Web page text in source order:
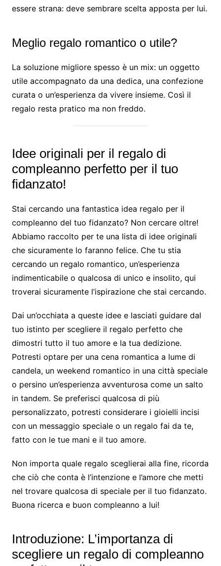
essere strana: deve sembrare scelta apposta per lui.
Meglio regalo romantico o utile?
La soluzione migliore spesso è un mix: un oggetto
utile accompagnato da una dedica, una confezione
curata o un’esperienza da vivere insieme. Così il
regalo resta pratico ma non freddo.
Idee originali per il regalo di
compleanno perfetto per il tuo
fidanzato!
Stai cercando una fantastica idea regalo per il
compleanno del tuo fidanzato? Non cercare oltre!
Abbiamo raccolto per te una lista di idee originali
che sicuramente lo faranno felice. Che tu stia
cercando un regalo romantico, un’esperienza
indimenticabile o qualcosa di unico e insolito, qui
troverai sicuramente l’ispirazione che stai cercando.
Dai un’occhiata a queste idee e lasciati guidare dal
tuo istinto per scegliere il regalo perfetto che
dimostri tutto il tuo amore e la tua dedizione.
Potresti optare per una cena romantica a lume di
candela, un weekend romantico in una città speciale
o persino un’esperienza avventurosa come un salto
in tandem. Se preferisci qualcosa di più
personalizzato, potresti considerare i gioielli incisi
con un messaggio speciale o un regalo fai da te,
fatto con le tue mani e il tuo amore.
Non importa quale regalo sceglierai alla fine, ricorda
che ciò che conta è l’intenzione e l’amore che metti
nel trovare qualcosa di speciale per il tuo fidanzato.
Buona ricerca e buon compleanno a lui!
Introduzione: L’importanza di
scegliere un regalo di compleanno